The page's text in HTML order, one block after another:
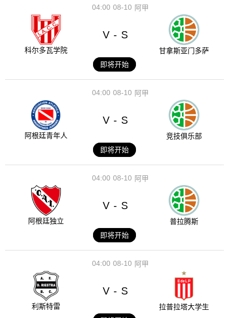
08-10
04:00 阿甲
科尔多瓦学院
V - S
甘拿斯亚门多萨
即将开始
08-10
04:00 阿甲
阿根廷青年人
V - S
竞技俱乐部
即将开始
08-10
04:00 阿甲
阿根廷独立
V - S
普拉腾斯
即将开始
08-10
04:00 阿甲
利斯特雷
V - S
拉普拉塔大学生